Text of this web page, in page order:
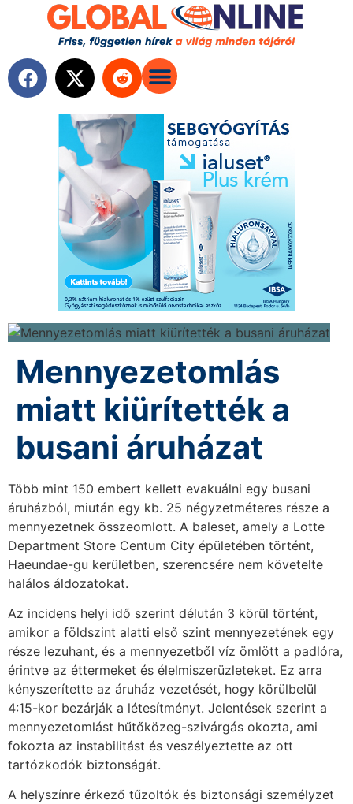
Mennyezetomlás
miatt kiürítették a
busani áruházat
Több mint 150 embert kellett evakuálni egy busani
áruházból, miután egy kb. 25 négyzetméteres része a
mennyezetnek összeomlott. A baleset, amely a Lotte
Department Store Centum City épületében történt,
Haeundae-gu kerületben, szerencsére nem követelte
halálos áldozatokat.
Az incidens helyi idő szerint délután 3 körül történt,
amikor a földszint alatti első szint mennyezetének egy
része lezuhant, és a mennyezetből víz ömlött a padlóra,
érintve az éttermeket és élelmiszerüzleteket. Ez arra
kényszerítette az áruház vezetését, hogy körülbelül
4:15-kor bezárják a létesítményt. Jelentések szerint a
mennyezetomlást hűtőközeg-szivárgás okozta, ami
fokozta az instabilitást és veszélyeztette az ott
tartózkodók biztonságát.
A helyszínre érkező tűzoltók és biztonsági személyzet